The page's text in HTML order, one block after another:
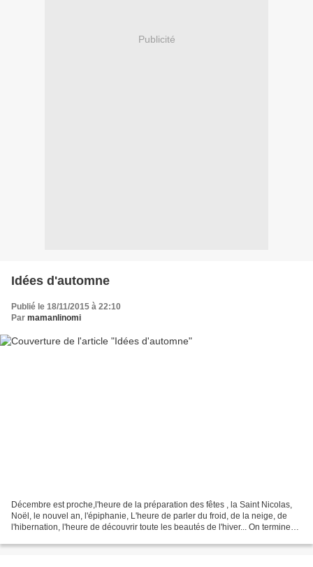
Publicité
Idées d'automne
Publié le 18/11/2015 à 22:10
Par mamanlinomi
Décembre est proche,l'heure de la préparation des fêtes , la Saint Nicolas,
Noël, le nouvel an, l'épiphanie, L'heure de parler du froid, de la neige, de
l'hibernation, l'heure de découvrir toute les beautés de l'hiver... On termine